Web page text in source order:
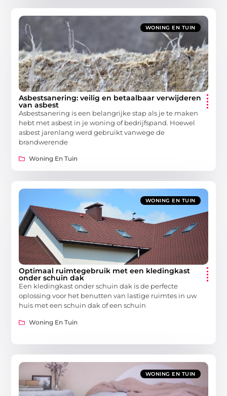
WONING EN TUIN
Asbestsanering: veilig en betaalbaar verwijderen
van asbest
Asbestsanering is een belangrijke stap als je te maken
hebt met asbest in je woning of bedrijfspand. Hoewel
asbest jarenlang werd gebruikt vanwege de
brandwerende
Woning En Tuin
WONING EN TUIN
Optimaal ruimtegebruik met een kledingkast
onder schuin dak
Een kledingkast onder schuin dak is de perfecte
oplossing voor het benutten van lastige ruimtes in uw
huis met een schuin dak of een schuin
Woning En Tuin
WONING EN TUIN